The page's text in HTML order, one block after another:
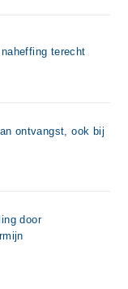
terecht
ontvangst, ook bij
door